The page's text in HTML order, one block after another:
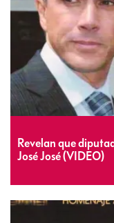
Revelan que
José José (VIDEO)